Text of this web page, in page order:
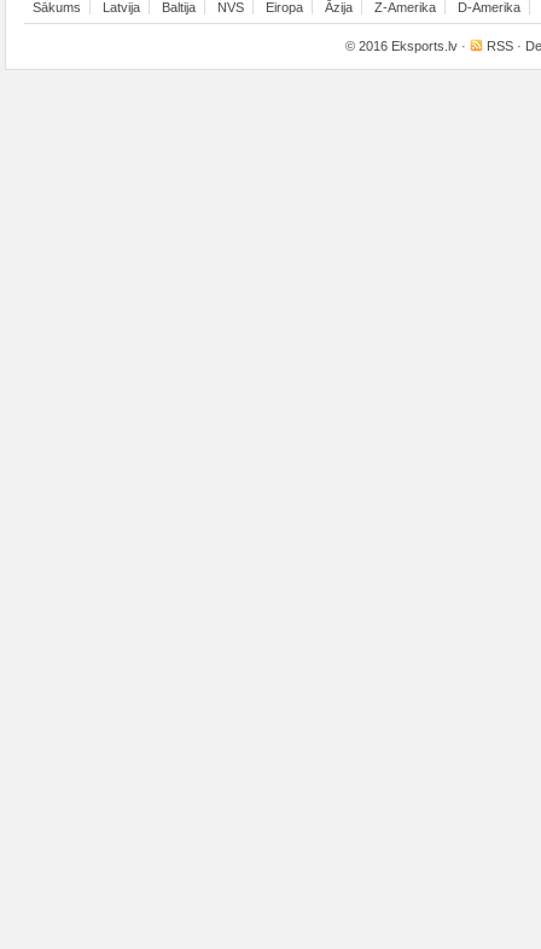
Sākums Latvija Baltija NVS Eiropa Āzija Z-Amerika D-Amerika
© 2016 Eksports.lv · RSS ·